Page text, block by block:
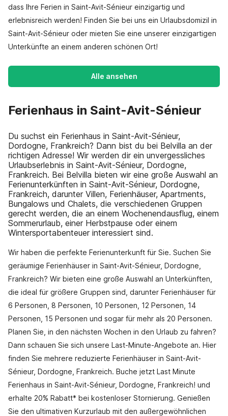
dass Ihre Ferien in Saint-Avit-Sénieur einzigartig und
erlebnisreich werden! Finden Sie bei uns ein Urlaubsdomizil in
Saint-Avit-Sénieur oder mieten Sie eine unserer einzigartigen
Unterkünfte an einem anderen schönen Ort!
Alle ansehen
Ferienhaus in Saint-Avit-Sénieur
Du suchst ein Ferienhaus in Saint-Avit-Sénieur,
Dordogne, Frankreich? Dann bist du bei Belvilla an der
richtigen Adresse! Wir werden dir ein unvergessliches
Urlaubserlebnis in Saint-Avit-Sénieur, Dordogne,
Frankreich. Bei Belvilla bieten wir eine große Auswahl an
Ferienunterkünften in Saint-Avit-Sénieur, Dordogne,
Frankreich, darunter Villen, Ferienhäuser, Apartments,
Bungalows und Chalets, die verschiedenen Gruppen
gerecht werden, die an einem Wochenendausflug, einem
Sommerurlaub, einer Herbstpause oder einem
Wintersportabenteuer interessiert sind.
Wir haben die perfekte Ferienunterkunft für Sie. Suchen Sie
geräumige Ferienhäuser in Saint-Avit-Sénieur, Dordogne,
Frankreich? Wir bieten eine große Auswahl an Unterkünften,
die ideal für größere Gruppen sind, darunter Ferienhäuser für
6 Personen, 8 Personen, 10 Personen, 12 Personen, 14
Personen, 15 Personen und sogar für mehr als 20 Personen.
Planen Sie, in den nächsten Wochen in den Urlaub zu fahren?
Dann schauen Sie sich unsere Last-Minute-Angebote an. Hier
finden Sie mehrere reduzierte Ferienhäuser in Saint-Avit-
Sénieur, Dordogne, Frankreich. Buche jetzt Last Minute
Ferienhaus in Saint-Avit-Sénieur, Dordogne, Frankreich! und
erhalte 20% Rabatt* bei kostenloser Stornierung. Genießen
Sie den ultimativen Kurzurlaub mit den außergewöhnlichen